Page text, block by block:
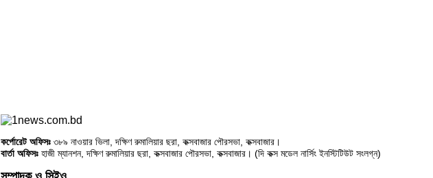
কর্পোরেট অফিসঃ৩৮৯ নাওয়ার ভিলা, দক্ষিণ রুমালিয়ার ছরা, কক্সবাজার পৌরসভা, কক্সবাজার।
বার্তা অফিসঃ হাজী ম্যানশন, দক্ষিণ রুমালিয়ার ছরা, কক্সবাজার পৌরসভা, কক্সবাজার। (দি কক্স মডেল নার্সিং ইনস্টিটিউট সংলগ্ন)